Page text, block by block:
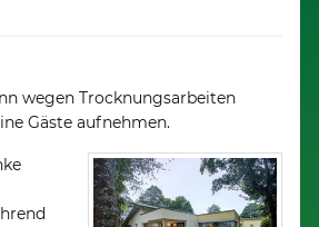
wegen Trocknungsarbeiten
Gäste aufnehmen.